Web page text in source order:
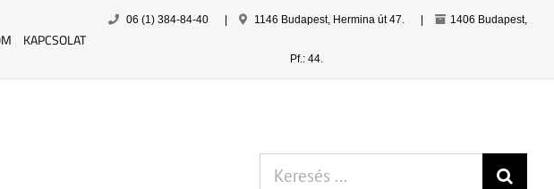
KAPCSOLAT
06 (1) 384-84-40 1146 Budapest, Hermina út 47. 1406 Budapest,
Pf.: 44.